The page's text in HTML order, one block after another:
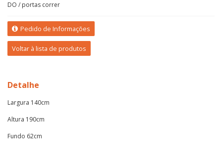
DO / portas correr
Pedido de Informações
Voltar à lista de produtos
Detalhe
Largura 140cm
Altura 190cm
Fundo 62cm